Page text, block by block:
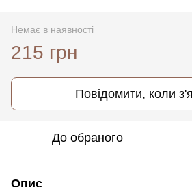
Немає в наявності
215 грн
Повідомити, коли
До обраного
Опис